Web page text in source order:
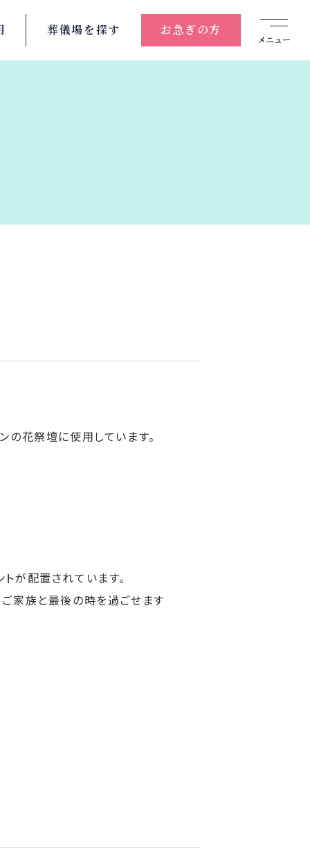
メニュー
葬儀場を探す お急ぎの方
の花祭壇に使用しています。
が配置されています。
ご家族と最後の時を過ごせます